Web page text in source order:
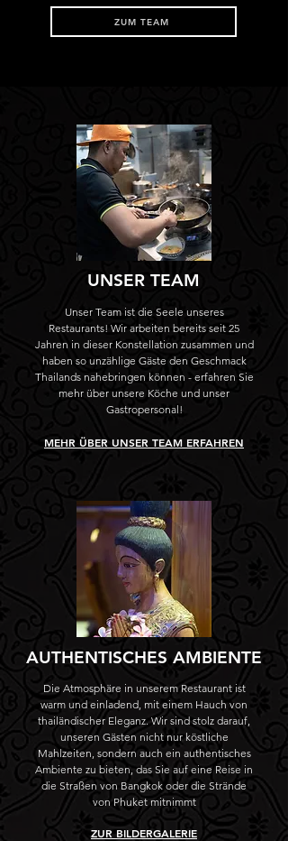
ZUM TEAM
UNSER TEAM
Unser Team ist die Seele unseres
Restaurants! Wir arbeiten bereits seit 25
Jahren in dieser Konstellation zusammen und
haben so unzählige Gäste den Geschmack
Thailands nahebringen können - erfahren Sie
mehr über unsere Köche und unser
Gastropersonal!
MEHR ÜBER UNSER TEAM ERFAHREN
AUTHENTISCHES AMBIENTE
Die Atmosphäre in unserem Restaurant ist
warm und einladend, mit einem Hauch von
thailändischer Eleganz. Wir sind stolz darauf,
unseren Gästen nicht nur köstliche
Mahlzeiten, sondern auch ein authentisches
Ambiente zu bieten, das Sie auf eine Reise in
die Straßen von Bangkok oder die Strände
von Phuket mitnimmt
ZUR BILDERGALERIE